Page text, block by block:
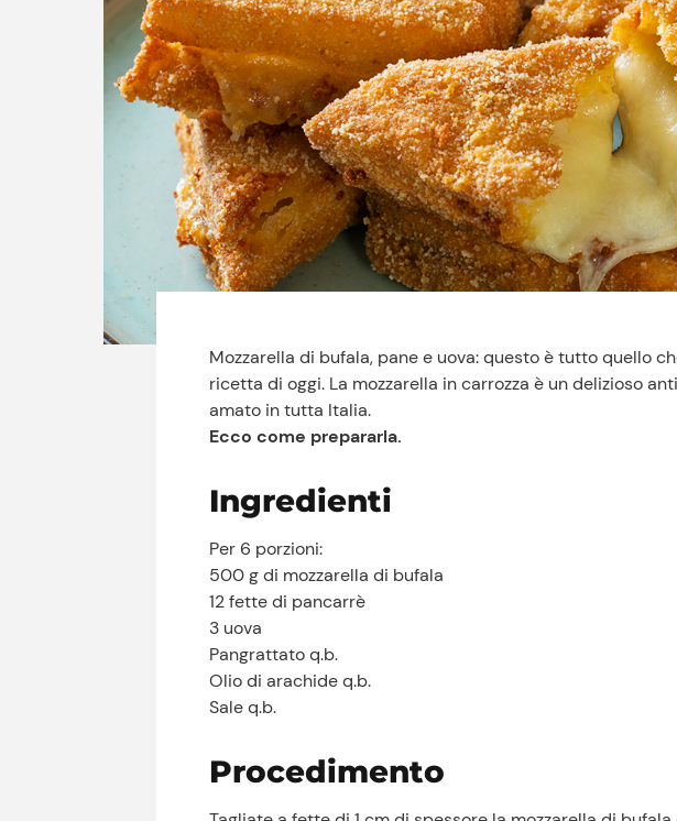
Mozzarella di bufala, pane e uova: questo è tutto quello
ricetta di oggi. La mozzarella in carrozza è un delizioso
amato in tutta Italia.
Ecco come prepararla.
Ingredienti
Per 6 porzioni:
500 g di mozzarella di bufala
12 fette di pancarrè
3 uova
Pangrattato q.b.
Olio di arachide q.b.
Sale q.b.
Procedimento